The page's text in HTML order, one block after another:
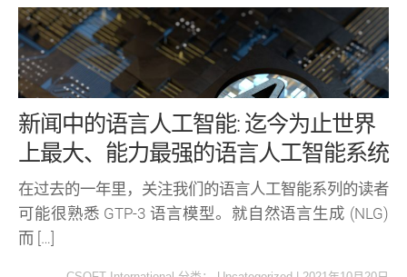
新闻中的语言人工智能: 迄今为止世界
上最大、能力最强的语言人工智能系统
在过去的一年里，关注我们的语言人工智能系列的读者
可能很熟悉 GTP-3 语言模型。就自然语言生成 (NLG)
而 […]